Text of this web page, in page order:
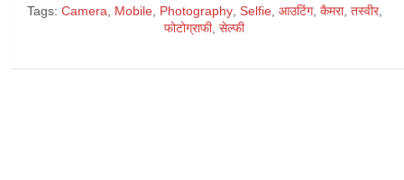
Tags: Camera Mobile, Photography, Selfie, आउटिंग, कैमरा, तस्वीर,
फोटोग्राफी, सेल्फी